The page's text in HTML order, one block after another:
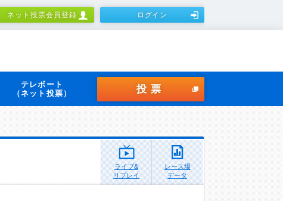
ネット投票会員登録 ログイン
テレボート
（ネット投票）
投票
ライブ&
リプレイ
レース場
データ